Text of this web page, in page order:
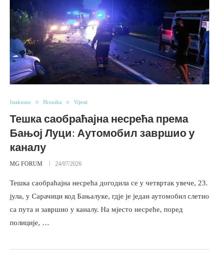
Istaknuto Hronika Vijesti
Тешка саобраћајна несрећа према
Бањој Луци: Аутомобил завршио у
каналу
MG FORUM 24/07/2026
Тешка саобраћајна несрећа догодила се у четвртак увече, 23.
јула, у Сарачици код Бањалуке, гдје је један аутомобил слетио
са пута и завршио у каналу. На мјесто несреће, поред
полиције, …